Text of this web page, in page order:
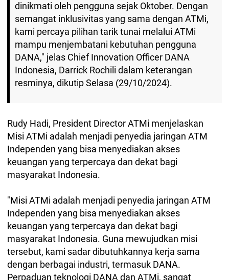
dinikmati oleh pengguna sejak Oktober. Dengan
semangat inklusivitas yang sama dengan ATMi,
kami percaya pilihan tarik tunai melalui ATMi
mampu menjembatani kebutuhan pengguna
DANA," jelas Chief Innovation Officer DANA
Indonesia, Darrick Rochili dalam keterangan
resminya, dikutip Selasa (29/10/2024).
Rudy Hadi, President Director ATMi menjelaskan
Misi ATMi adalah menjadi penyedia jaringan ATM
Independen yang bisa menyediakan akses
keuangan yang terpercaya dan dekat bagi
masyarakat Indonesia.
"Misi ATMi adalah menjadi penyedia jaringan ATM
Independen yang bisa menyediakan akses
keuangan yang terpercaya dan dekat bagi
masyarakat Indonesia. Guna mewujudkan misi
tersebut, kami sadar dibutuhkannya kerja sama
dengan berbagai industri, termasuk DANA.
Perpaduan teknologi DANA dan ATMi, sangat